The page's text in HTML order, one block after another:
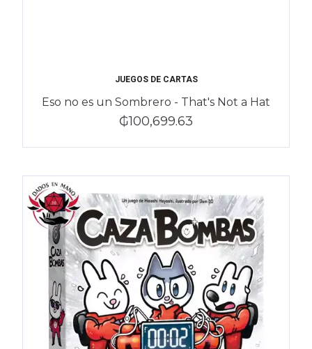
JUEGOS DE CARTAS
Eso no es un Sombrero - That's Not a Hat
₲100,699.63